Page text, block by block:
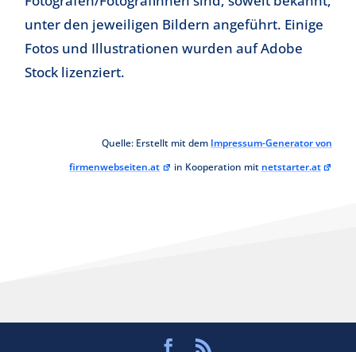
unter den jeweiligen Bildern angeführt. Einige
Fotos und Illustrationen wurden auf Adobe
Stock lizenziert.
Quelle: Erstellt mit dem Impressum-Generator von
firmenwebseiten.at
in Kooperation mit netstarter.at